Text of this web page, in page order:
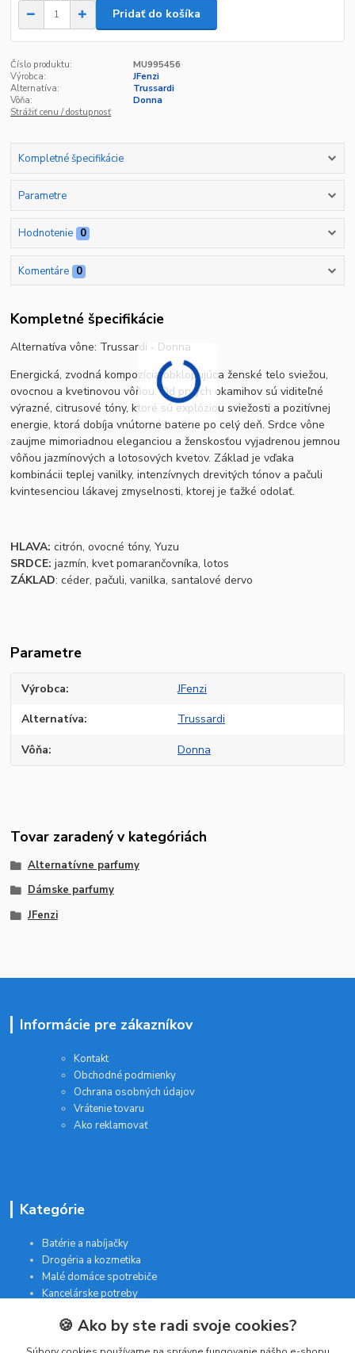
Pridať do košíka
Číslo produktu:
MU995456
Výrobca:
JFenzi
Alternatíva:
Trussardi
Vôňa:
Donna
Strážiť cenu / dostupnosť
Kompletné špecifikácie
Parametre
Hodnotenie 0
Komentáre 0
Kompletné špecifikácie
Alternatíva vône: Trussardi ‐ Donna
Energická, zvodná kompozícia obklopujúca ženské telo sviežou,
ovocnou a kvetinovou vôňou. Od prvých okamihov sú viditeľné
výrazné, citrusové tóny, ktoré sú explóziou sviežosti a pozitívnej
energie, ktorá dobíja vnútorné batérie po celý deň. Srdce vône
zaujme mimoriadnou eleganciou a ženskosťou vyjadrenou jemnou
vôňou jazmínových a lotosových kvetov. Základ je vďaka
kombinácii teplej vanilky, intenzívnych drevitých tónov a pačuli
kvintesenciou lákavej zmyselnosti, ktorej je ťažké odolať.
HLAVA:citrón, ovocné tóny, Yuzu
SRDCE:jazmín, kvet pomarančovníka, lotos
ZÁKLAD: céder, pačuli, vanilka, santalové dervo
Parametre
Výrobca JFenzi
Alternatíva Trussardi
Vôňa Donna
Tovar zaradený v kategóriách
Alternatívne parfumy
Dámske parfumy
JFenzi
Informácie pre zákazníkov
Kontakt
Obchodné podmienky
Ochrana osobných údajov
Vrátenie tovaru
Ako reklamovať
Kategórie
Batérie a nabíjačky
Drogéria a kozmetika
Malé domáce spotrebiče
Kancelárske potreby
🍪 Ako by ste radi svoje cookies?